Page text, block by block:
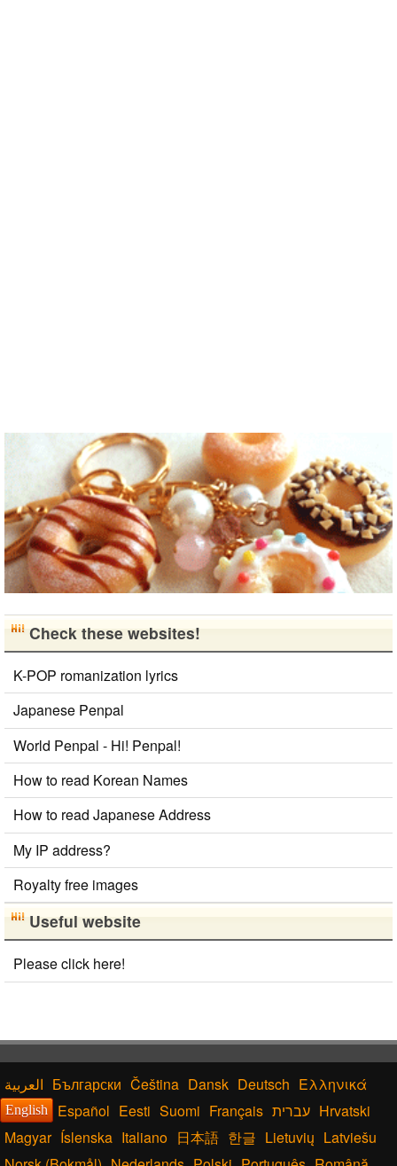
Check these websites!
K-POP romanization lyrics
Japanese Penpal
World Penpal - Hi! Penpal!
How to read Korean Names
How to read Japanese Address
My IP address?
Royalty free images
Useful website
Please click here!
Български Čeština Dansk Deutsch Ελληνικά
English Español Eesti Suomi Français עברית Hrvatski
Magyar Íslenska Italiano 日本語 한글 Lietuvių Latviešu